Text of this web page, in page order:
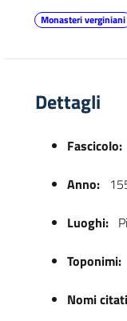
Monasteri verginiani
Dettagli
Fascicolo:
Anno:
Luoghi:
Toponimi:
Nomi